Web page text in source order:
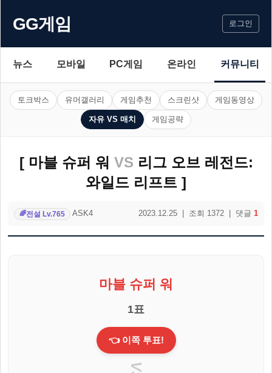
GG게임 로그인
뉴스 모바일 PC게임 온라인 커뮤니티
토크박스 유머갤러리 게임추천 스크린샷 게임동영상
자유 VS 매치 게임공략
[ 마블 슈퍼 워 VS 리그 오브 레전드:
와일드 리프트 ]
🌈전설 Lv.765 ASK4 2023.12.25 | 조회 1372 | 댓글 1
마블 슈퍼 워
1표
👈 이쪽 투표!